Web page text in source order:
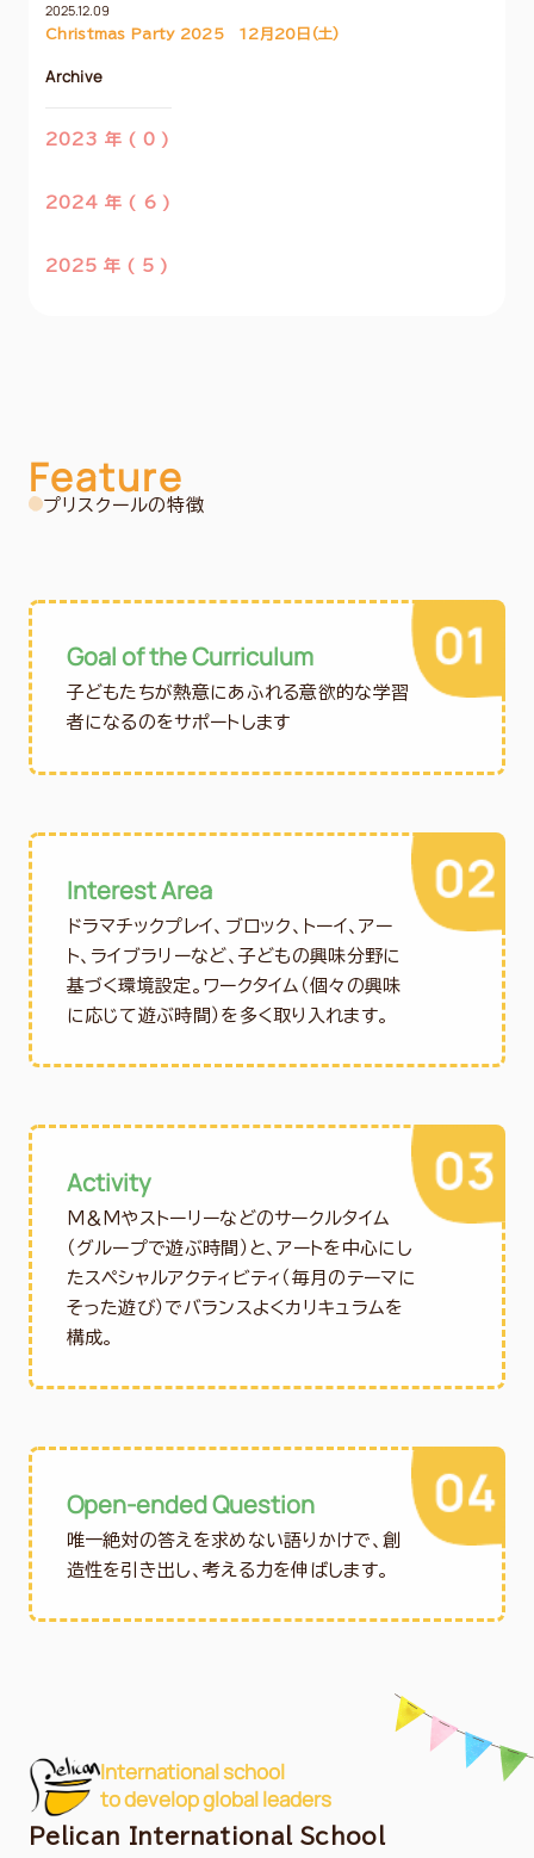
2025.12.09
Christmas Party 2025 12月20日(土)
Archive
2023 年 ( 0 )
2024 年 ( 6 )
2025 年 ( 5 )
Feature
プリスクールの特徴
Goal of the Curriculum
子どもたちが熱意にあふれる意欲的な学習
者になるのをサポートします
Interest Area
ドラマチックプレイ、ブロック、トーイ、アー
ト、ライブラリーなど、子どもの興味分野に
基づく環境設定。ワークタイム（個々の興味
に応じて遊ぶ時間）を多く取り入れます。
Activity
Ｍ＆Ｍやストーリーなどのサークルタイム
（グループで遊ぶ時間）と、アートを中心にし
たスペシャルアクティビティ（毎月のテーマに
そった遊び）でバランスよくカリキュラムを
構成。
Open-ended Question
唯一絶対の答えを求めない語りかけで、創
造性を引き出し、考える力を伸ばします。
International school
to develop global leaders
Pelican International School